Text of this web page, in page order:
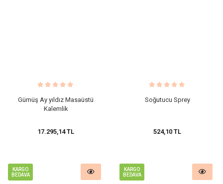
Gümüş Ay yıldız Masaüstü
Kalemlik
17.295,14 TL
Soğutucu Sprey
524,10 TL
KARGO
BEDAVA
KARGO
BEDAVA